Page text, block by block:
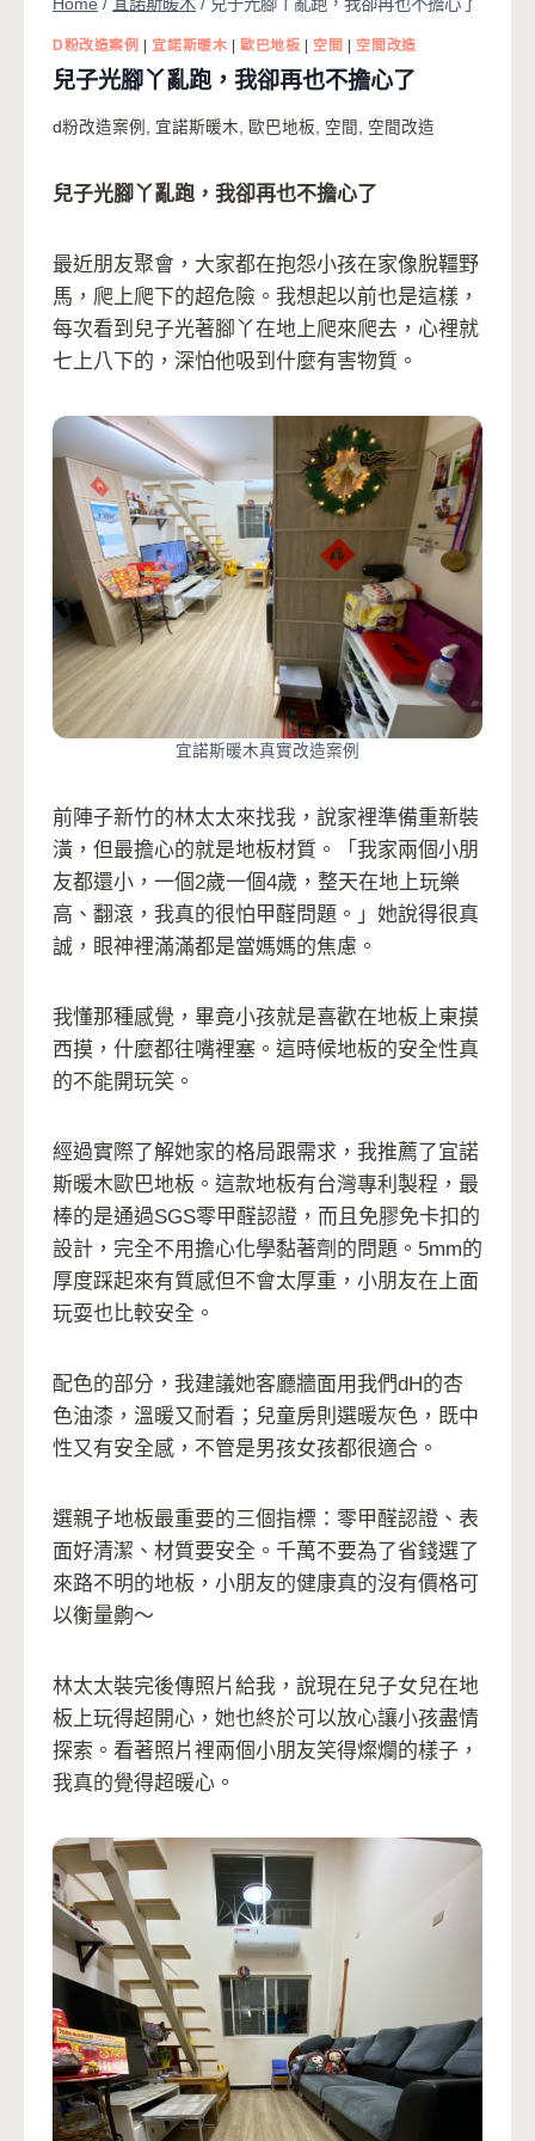
D粉改造案例 宜諾斯暖木 歐巴地板 空間 空間改造
兒子光腳丫亂跑，我卻再也不擔心了
d粉改造案例 宜諾斯暖木 歐巴地板 空間 空間改造
兒子光腳丫亂跑，我卻再也不擔心了
最近朋友聚會，大家都在抱怨小孩在家像脫韁野
馬，爬上爬下的超危險。我想起以前也是這樣，
每次看到兒子光著腳丫在地上爬來爬去，心裡就
七上八下的，深怕他吸到什麼有害物質。
宜諾斯暖木真實改造案例
前陣子新竹的林太太來找我，說家裡準備重新裝
潢，但最擔心的就是地板材質。「我家兩個小朋
友都還小，一個2歲一個4歲，整天在地上玩樂
高、翻滾，我真的很怕甲醛問題。」她說得很真
誠，眼神裡滿滿都是當媽媽的焦慮。
我懂那種感覺，畢竟小孩就是喜歡在地板上東摸
西摸，什麼都往嘴裡塞。這時候地板的安全性真
的不能開玩笑。
經過實際了解她家的格局跟需求，我推薦了宜諾
斯暖木歐巴地板。這款地板有台灣專利製程，最
棒的是通過SGS零甲醛認證，而且免膠免卡扣的
設計，完全不用擔心化學黏著劑的問題。5mm的
厚度踩起來有質感但不會太厚重，小朋友在上面
玩耍也比較安全。
配色的部分，我建議她客廳牆面用我們dH的杏
色油漆，溫暖又耐看；兒童房則選暖灰色，既中
性又有安全感，不管是男孩女孩都很適合。
選親子地板最重要的三個指標：零甲醛認證、表
面好清潔、材質要安全。千萬不要為了省錢選了
來路不明的地板，小朋友的健康真的沒有價格可
以衡量齁～
林太太裝完後傳照片給我，說現在兒子女兒在地
板上玩得超開心，她也終於可以放心讓小孩盡情
探索。看著照片裡兩個小朋友笑得燦爛的樣子，
我真的覺得超暖心。